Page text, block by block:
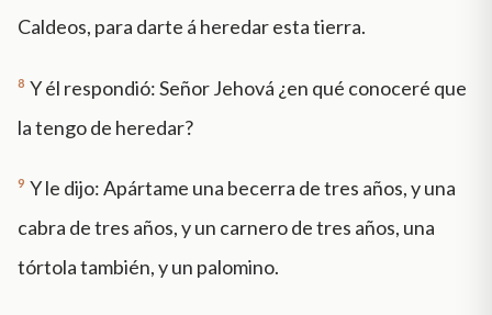
Caldeos, para darte á heredar esta tierra.
8 Y él respondió: Señor Jehová ¿en qué conoceré que
la tengo de heredar?
9 Y le dijo: Apártame una becerra de tres años, y una
cabra de tres años, y un carnero de tres años, una
tórtola también, y un palomino.